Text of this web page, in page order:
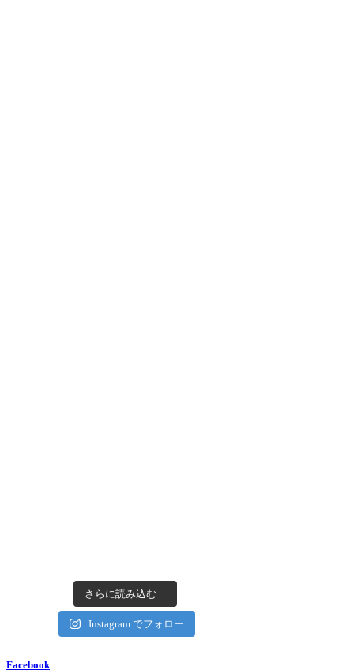
さらに読み込む...
Instagram でフォロー
Facebook